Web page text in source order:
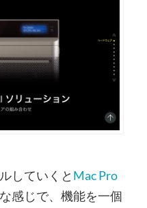
していくと Mac Pro
感じで、機能を一個